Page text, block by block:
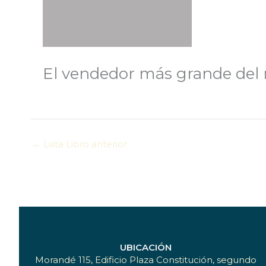
El vendedor más grande
← Lista Libro anterior
UBICACIÓN
Morandé 115, Edificio Plaza Constitución, segundo